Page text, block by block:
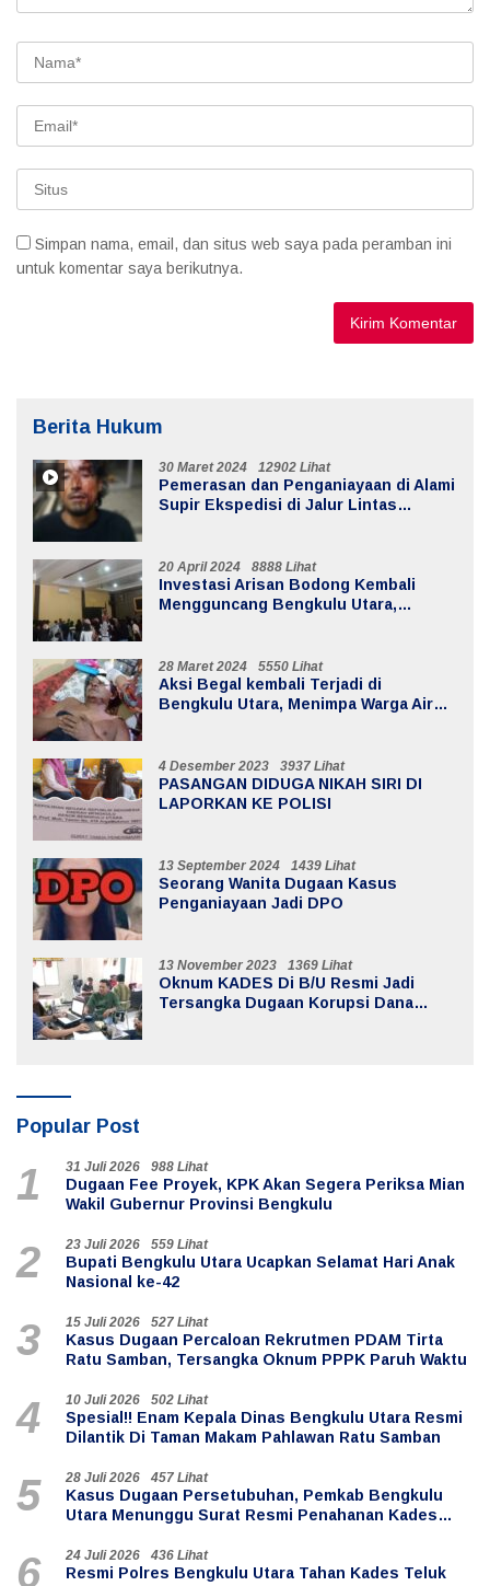
Simpan nama, email, dan situs web saya pada peramban ini
untuk komentar saya berikutnya.
Berita Hukum
30 Maret 2024 12902 Lihat
Pemerasan dan Penganiayaan di Alami
Supir Ekspedisi di Jalur Lintas
20 April 2024 8888 Lihat
Investasi Arisan Bodong Kembali
Mengguncang Bengkulu Utara,
28 Maret 2024 5550 Lihat
Aksi Begal kembali Terjadi di
Bengkulu Utara, Menimpa Warga Air
4 Desember 2023 3937 Lihat
PASANGAN DIDUGA NIKAH SIRI DI
LAPORKAN KE POLISI
13 September 2024 1439 Lihat
Seorang Wanita Dugaan Kasus
Penganiayaan Jadi DPO
13 November 2023 1369 Lihat
Oknum KADES Di B/U Resmi Jadi
Tersangka Dugaan Korupsi Dana
Popular Post
1 31 Juli 2026 988 Lihat
Dugaan Fee Proyek, KPK Akan Segera Periksa Mian
Wakil Gubernur Provinsi Bengkulu
2 23 Juli 2026 559 Lihat
Bupati Bengkulu Utara Ucapkan Selamat Hari Anak
Nasional ke-42
3 15 Juli 2026 527 Lihat
Kasus Dugaan Percaloan Rekrutmen PDAM Tirta
Ratu Samban, Tersangka Oknum PPPK Paruh Waktu
4 10 Juli 2026 502 Lihat
Spesial!! Enam Kepala Dinas Bengkulu Utara Resmi
5 28 Juli 2026 457 Lihat
Kasus Dugaan Persetubuhan, Pemkab Bengkulu
Utara Menunggu Surat Resmi Penahanan Kades
6 24 Juli 2026 436 Lihat
Resmi Polres Bengkulu Utara Tahan Kades Teluk